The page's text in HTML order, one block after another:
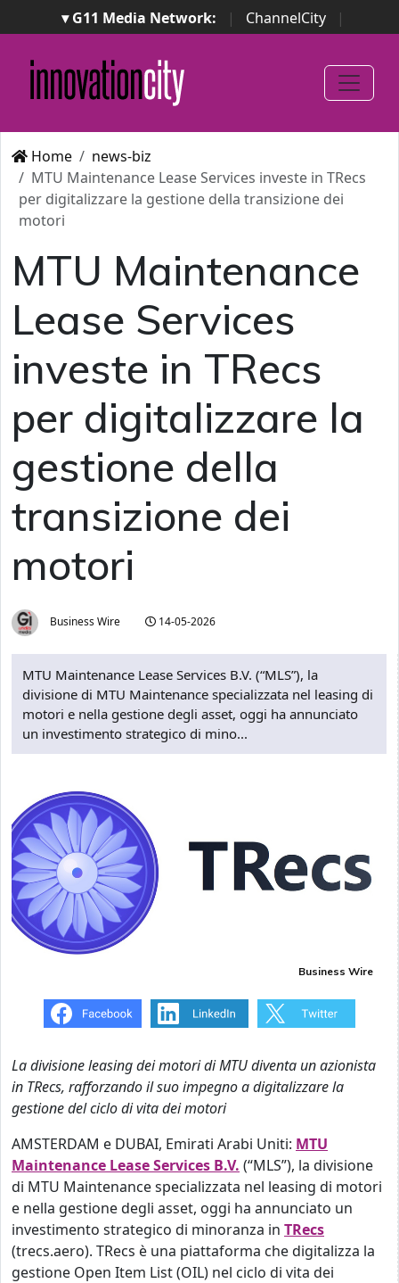
▾ G11 Media Network: | ChannelCity
|
ImpresaCity | SecurityOpenLab | Italian Channel
Awards
Italian Project Awards
Italian Security
Awards
Home
news-biz
MTU Maintenance Lease Services investe in TRecs
per digitalizzare la gestione della transizione dei
motori
MTU Maintenance
Lease Services
investe in TRecs
per digitalizzare la
gestione della
transizione dei
motori
Business Wire 14-05-2026
MTU Maintenance Lease Services B.V. (“MLS”), la
divisione di MTU Maintenance specializzata nel leasing di
motori e nella gestione degli asset, oggi ha annunciato
un investimento strategico di mino...
Business Wire
La divisione leasing dei motori di MTU diventa un azionista
in TRecs, rafforzando il suo impegno a digitalizzare la
gestione del ciclo di vita dei motori
AMSTERDAM e DUBAI, Emirati Arabi Uniti: MTU
Maintenance Lease Services B.V. (“MLS”), la divisione
di MTU Maintenance specializzata nel leasing di motori
e nella gestione degli asset, oggi ha annunciato un
investimento strategico di minoranza in TRecs
(trecs.aero). TRecs è una piattaforma che digitalizza la
gestione Open Item List (OIL) nel ciclo di vita dei